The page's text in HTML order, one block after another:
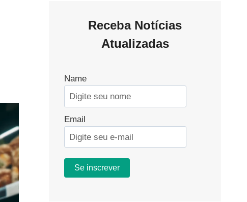
Receba Notícias
Atualizadas
Name
Email